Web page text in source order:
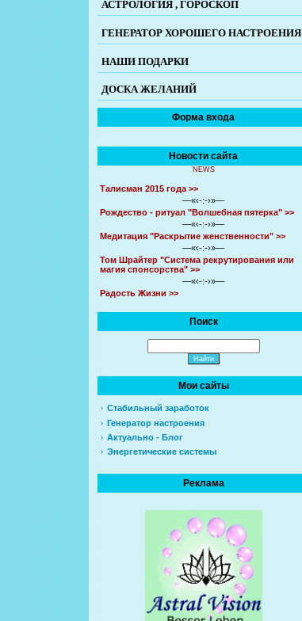
АСТРОЛОГИЯ , ГОРОСКОП
ГЕНЕРАТОР ХОРОШЕГО НАСТРОЕНИЯ
НАШИ ПОДАРКИ
ДОСКА ЖЕЛАНИЙ
Форма входа
Новости сайта
NEWS
Талисман 2015 года >>
—«‹-:-›»—
Рождество - ритуал "Волшебная пятерка" >>
—«‹-:-›»—
Медитация "Раскрытие женственности" >>
—«‹-:-›»—
Том Шрайтер "Система рекрутирования или
магия спонсорства" >>
—«‹-:-›»—
Радость Жизни >>
Поиск
Мои сайты
Стабильный заработок
Генератор настроения
Актуально - Блог
Энергетические системы
Реклама